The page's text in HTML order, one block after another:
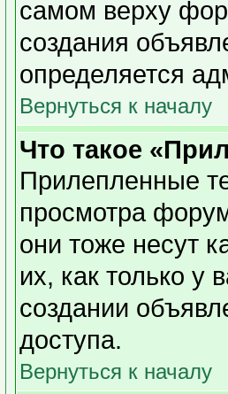
самом верху
создания
определяется
Вернуться к началу
Что такое
Прилепленные
просмотра
они тоже несут
их, как только у
создании
доступа.
Вернуться к началу